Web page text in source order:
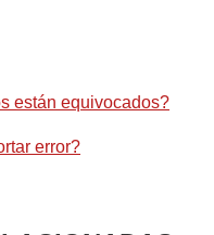
están equivocados?
error?